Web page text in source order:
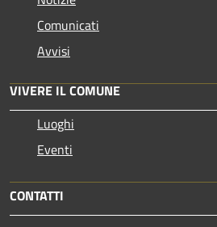
Comunicati
Avvisi
VIVERE IL COMUNE
Luoghi
Eventi
CONTATTI